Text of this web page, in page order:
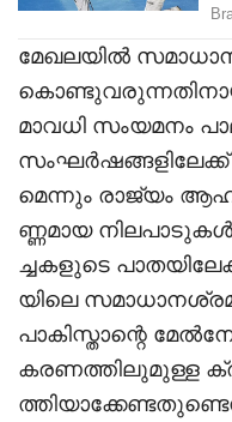
മേഖലയിൽ
മാവധി സംയമനം
സംഘർഷങ്ങളിലേക്ക്
മെന്നും രാജ്യം
ണ്ണമായ
ച്ചകളുടെ
യിലെ
പാകിസ്താന്റെ
കരണത്തിലുമുള്ള